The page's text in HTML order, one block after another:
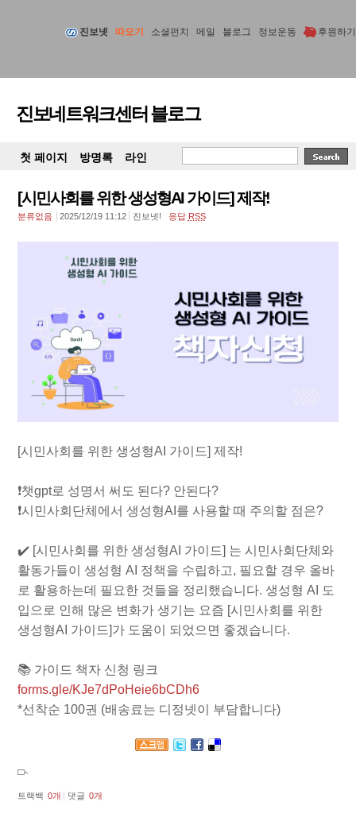
진보넷 따오기 소셜펀치 메일 블로그 정보운동 후원하기
진보네트워크센터 블로그
첫 페이지 방명록 라인
[시민사회를 위한 생성형AI 가이드] 제작!
분류없음 2025/12/19 11:12 진보넷! 응답 RSS
[시민사회를 위한 생성형AI 가이드] 제작!
❗️챗gpt로 성명서 써도 된다? 안된다?
❗️시민사회단체에서 생성형AI를 사용할 때 주의할 점은?
✔️ [시민사회를 위한 생성형AI 가이드] 는 시민사회단체와
활동가들이 생성형 AI 정책을 수립하고, 필요할 경우 올바
로 활용하는데 필요한 것들을 정리했습니다. 생성형 AI 도
입으로 인해 많은 변화가 생기는 요즘 [시민사회를 위한
생성형AI 가이드]가 도움이 되었으면 좋겠습니다.
📚 가이드 책자 신청 링크
forms.gle/KJe7dPoHeie6bCDh6
*선착순 100권 (배송료는 디정넷이 부담합니다)
트랙백 0개 댓글 0개